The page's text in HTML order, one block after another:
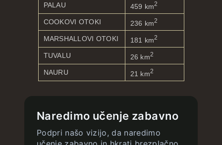
PALAU 459 km2
COOKOVI OTOKI 236 km2
MARSHALLOVI OTOKI 181 km2
TUVALU 26 km2
NAURU 21 km2
Naredimo učenje zabavno
Podpri našo vizijo, da naredimo